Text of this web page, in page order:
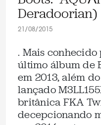
Deradoorian)
21/08/2015
. Mais
último álbum de
em 2013, além
lançado
britânica FKA
decepcionando